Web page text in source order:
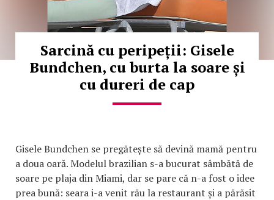
Sarcină cu peripeții: Gisele
Bundchen, cu burta la soare și
cu dureri de cap
Gisele Bundchen se pregătește să devină mamă pentru
a doua oară. Modelul brazilian s-a bucurat sâmbătă de
soare pe plaja din Miami, dar se pare că n-a fost o idee
prea bună: seara i-a venit rău la restaurant și a părăsit